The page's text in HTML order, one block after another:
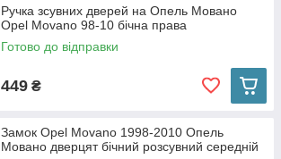
Ручка зсувних дверей на Опель Мовано
Opel Movano 98-10 бічна права
Готово до відправки
449 ₴
Замок Opel Movano 1998-2010 Опель
Мовано дверцят бічний розсувний середній